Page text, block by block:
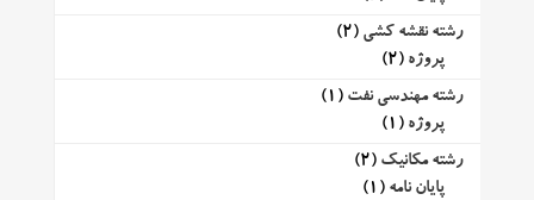
رشته نقشه کشی (2)
پروژه (2)
رشته مهندسی نفت (1)
پروژه (1)
رشته مکانیک (2)
پایان نامه (1)